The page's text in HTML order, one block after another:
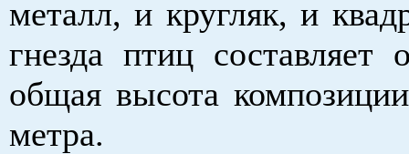
металл, и кругляк, и
гнезда птиц составляет
общая высота
метра.